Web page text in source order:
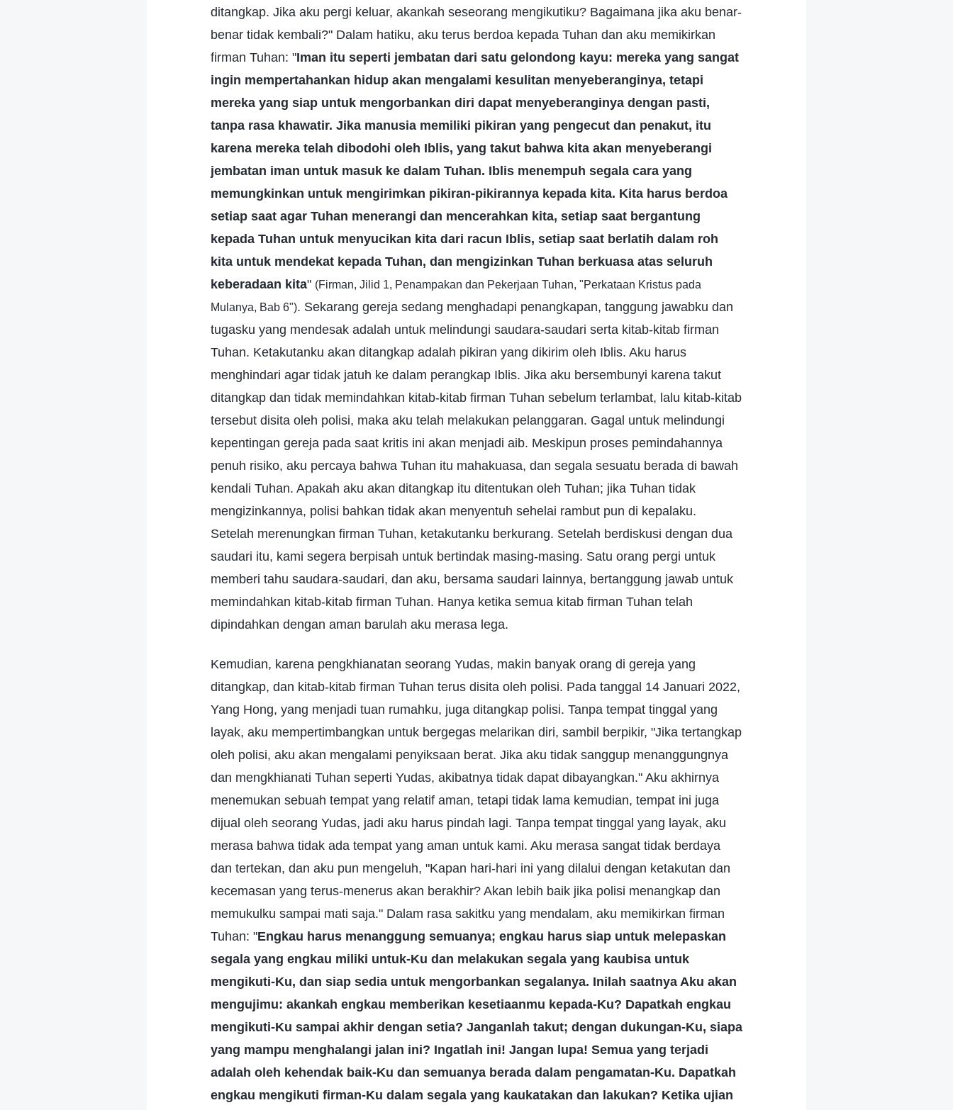
ditangkap. Jika aku pergi keluar, akankah seseorang mengikutiku? Bagaimana jika aku benar-
benar tidak kembali?" Dalam hatiku, aku terus berdoa kepada Tuhan dan aku memikirkan
firman Tuhan: "Iman itu seperti jembatan dari satu gelondong kayu: mereka yang sangat
ingin mempertahankan hidup akan mengalami kesulitan menyeberanginya, tetapi
mereka yang siap untuk mengorbankan diri dapat menyeberanginya dengan pasti,
tanpa rasa khawatir. Jika manusia memiliki pikiran yang pengecut dan penakut, itu
karena mereka telah dibodohi oleh Iblis, yang takut bahwa kita akan menyeberangi
jembatan iman untuk masuk ke dalam Tuhan. Iblis menempuh segala cara yang
memungkinkan untuk mengirimkan pikiran-pikirannya kepada kita. Kita harus berdoa
setiap saat agar Tuhan menerangi dan mencerahkan kita, setiap saat bergantung
kepada Tuhan untuk menyucikan kita dari racun Iblis, setiap saat berlatih dalam roh
kita untuk mendekat kepada Tuhan, dan mengizinkan Tuhan berkuasa atas seluruh
keberadaan kita" (Firman, Jilid 1, Penampakan dan Pekerjaan Tuhan, "Perkataan Kristus pada
Mulanya, Bab 6"). Sekarang gereja sedang menghadapi penangkapan, tanggung jawabku dan
tugasku yang mendesak adalah untuk melindungi saudara-saudari serta kitab-kitab firman
Tuhan. Ketakutanku akan ditangkap adalah pikiran yang dikirim oleh Iblis. Aku harus
menghindari agar tidak jatuh ke dalam perangkap Iblis. Jika aku bersembunyi karena takut
ditangkap dan tidak memindahkan kitab-kitab firman Tuhan sebelum terlambat, lalu kitab-kitab
tersebut disita oleh polisi, maka aku telah melakukan pelanggaran. Gagal untuk melindungi
kepentingan gereja pada saat kritis ini akan menjadi aib. Meskipun proses pemindahannya
penuh risiko, aku percaya bahwa Tuhan itu mahakuasa, dan segala sesuatu berada di bawah
kendali Tuhan. Apakah aku akan ditangkap itu ditentukan oleh Tuhan; jika Tuhan tidak
mengizinkannya, polisi bahkan tidak akan menyentuh sehelai rambut pun di kepalaku.
Setelah merenungkan firman Tuhan, ketakutanku berkurang. Setelah berdiskusi dengan dua
saudari itu, kami segera berpisah untuk bertindak masing-masing. Satu orang pergi untuk
memberi tahu saudara-saudari, dan aku, bersama saudari lainnya, bertanggung jawab untuk
memindahkan kitab-kitab firman Tuhan. Hanya ketika semua kitab firman Tuhan telah
dipindahkan dengan aman barulah aku merasa lega.
Kemudian, karena pengkhianatan seorang Yudas, makin banyak orang di gereja yang
ditangkap, dan kitab-kitab firman Tuhan terus disita oleh polisi. Pada tanggal 14 Januari 2022,
Yang Hong, yang menjadi tuan rumahku, juga ditangkap polisi. Tanpa tempat tinggal yang
layak, aku mempertimbangkan untuk bergegas melarikan diri, sambil berpikir, "Jika tertangkap
oleh polisi, aku akan mengalami penyiksaan berat. Jika aku tidak sanggup menanggungnya
dan mengkhianati Tuhan seperti Yudas, akibatnya tidak dapat dibayangkan." Aku akhirnya
menemukan sebuah tempat yang relatif aman, tetapi tidak lama kemudian, tempat ini juga
dijual oleh seorang Yudas, jadi aku harus pindah lagi. Tanpa tempat tinggal yang layak, aku
merasa bahwa tidak ada tempat yang aman untuk kami. Aku merasa sangat tidak berdaya
dan tertekan, dan aku pun mengeluh, "Kapan hari-hari ini yang dilalui dengan ketakutan dan
kecemasan yang terus-menerus akan berakhir? Akan lebih baik jika polisi menangkap dan
memukulku sampai mati saja." Dalam rasa sakitku yang mendalam, aku memikirkan firman
Tuhan: "Engkau harus menanggung semuanya; engkau harus siap untuk melepaskan
segala yang engkau miliki untuk-Ku dan melakukan segala yang kaubisa untuk
mengikuti-Ku, dan siap sedia untuk mengorbankan segalanya. Inilah saatnya Aku akan
mengujimu: akankah engkau memberikan kesetiaanmu kepada-Ku? Dapatkah engkau
mengikuti-Ku sampai akhir dengan setia? Janganlah takut; dengan dukungan-Ku, siapa
yang mampu menghalangi jalan ini? Ingatlah ini! Jangan lupa! Semua yang terjadi
adalah oleh kehendak baik-Ku dan semuanya berada dalam pengamatan-Ku. Dapatkah
engkau mengikuti firman-Ku dalam segala yang kaukatakan dan lakukan? Ketika ujian